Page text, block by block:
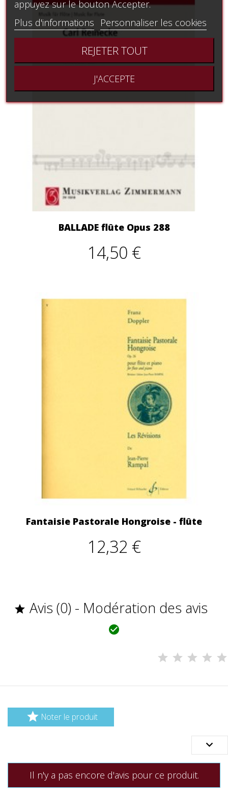
BALLADE flûte Opus 288
14,50 €
Fantaisie Pastorale Hongroise - flûte
12,32 €
 Avis (0) - Modération des avis

 Noter le produit

Il n'y a pas encore d'avis pour ce produit.
appuyez sur le bouton Accepter.
Plus d'informations
Personnaliser les cookies
REJETER TOUT
J'ACCEPTE